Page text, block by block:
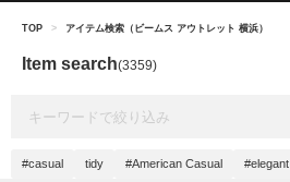
TOP > アイテム検索（ビームス アウトレット 横浜）
Item search(3359)
#casual tidy #American Casual #elegant